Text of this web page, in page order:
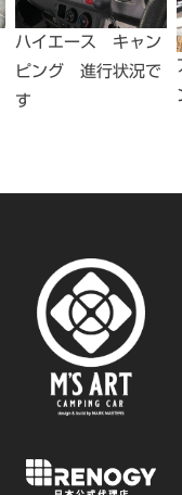
ハイエース キャン
ピング 進行状況で
す